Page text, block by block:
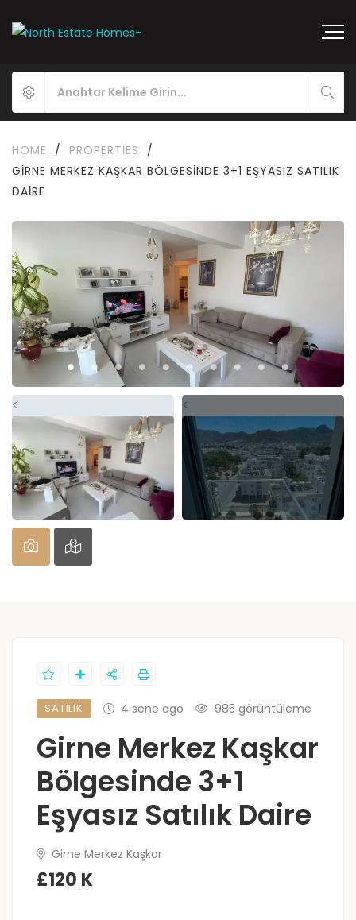
HOME / PROPERTIES
/
GIRNE MERKEZ KAŞKAR BÖLGESINDE 3+1 EŞYASIZ SATILIK
DAIRE
< <
SATILIK 4 sene ago 985 görüntüleme
Girne Merkez Kaşkar
Bölgesinde 3+1
Eşyasız Satılık Daire
Girne Merkez Kaşkar
£120 K